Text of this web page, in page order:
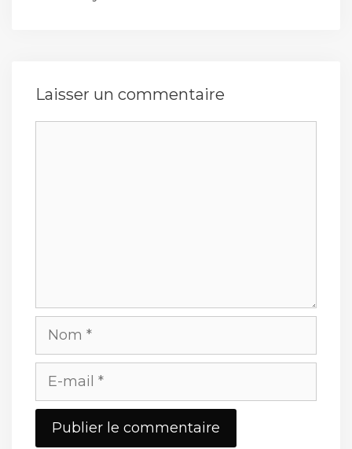
Laisser un commentaire
Nom
E-
Site